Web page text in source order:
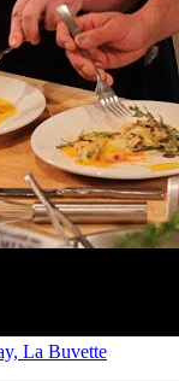
La Buvette